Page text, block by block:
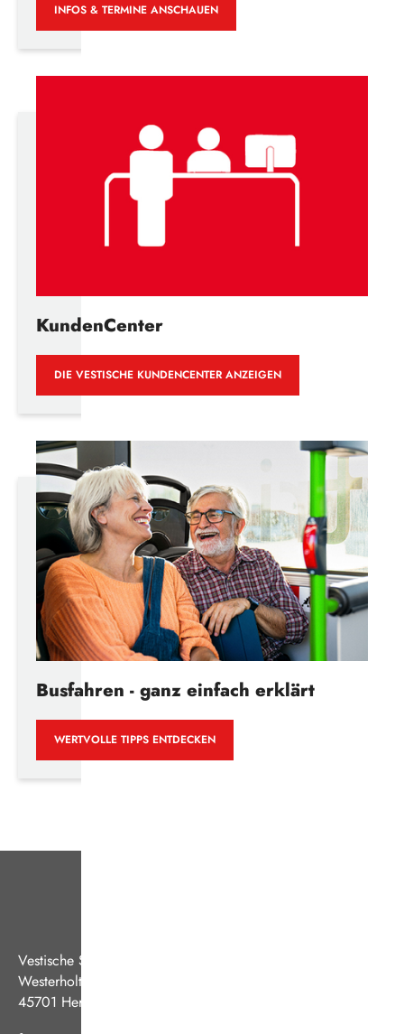
INFOS & TERMINE ANSCHAUEN
KundenCenter
DIE VESTISCHE KUNDENCENTER ANZEIGEN
Busfahren - ganz einfach erklärt
WERTVOLLE TIPPS ENTDECKEN
Vestische Straßenbahnen GmbH
Westerholter Straße 550
45701 Herten